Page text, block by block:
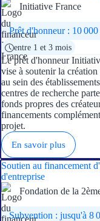
Initiative France
Prêt d'honneur : 10
entre 1 et 3 mois
Le prêt d'honneur
vise à soutenir la
au sein des
centres de recherche
fonds propres des
financements
projet.
En savoir plus
Soutien au financement
d'entreprise
Fondation de la
Subvention : jusqu'à 8